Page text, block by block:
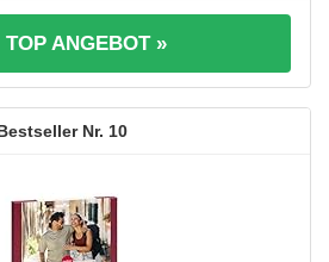
TOP ANGEBOT »
10